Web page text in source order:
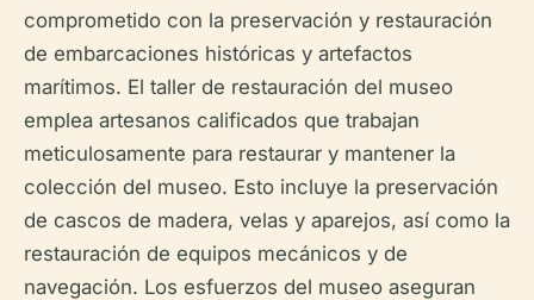
comprometido con la preservación y restauración
de embarcaciones históricas y artefactos
marítimos. El taller de restauración del museo
emplea artesanos calificados que trabajan
meticulosamente para restaurar y mantener la
colección del museo. Esto incluye la preservación
de cascos de madera, velas y aparejos, así como la
restauración de equipos mecánicos y de
navegación. Los esfuerzos del museo aseguran